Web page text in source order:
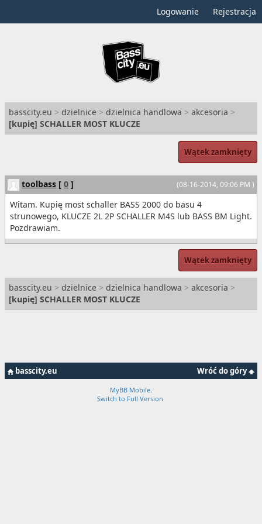
Logowanie Rejestracja
basscity.eu > dzielnice > dzielnica handlowa > akcesoria >
[kupię] SCHALLER MOST KLUCZE
Wątek zamknięty
(08-16-2014, 09:06 PM )
toolbass [ 0 ]
Witam. Kupię most schaller BASS 2000 do basu 4
strunowego, KLUCZE 2L 2P SCHALLER M4S lub BASS BM Light.
Pozdrawiam.
Wątek zamknięty
basscity.eu > dzielnice > dzielnica handlowa > akcesoria >
[kupię] SCHALLER MOST KLUCZE
Wróć do góry
basscity.eu
MyBB Mobile.
Switch to Full Version